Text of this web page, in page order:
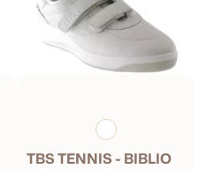
TBS TENNIS - BIBLIO